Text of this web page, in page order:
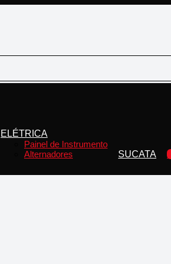
ELÉTRICA
Painel de Instrumento
Alternadores
SUCATA